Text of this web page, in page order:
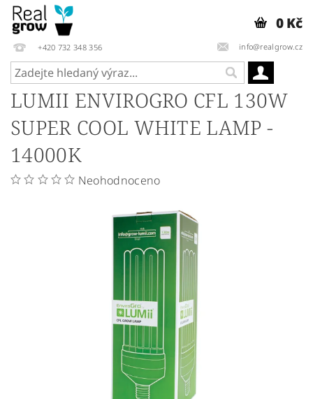
+420 732 348 356 info@realgrow.cz
0 Kč
LUMII ENVIROGRO CFL 130W
SUPER COOL WHITE LAMP -
14000K
Neohodnoceno